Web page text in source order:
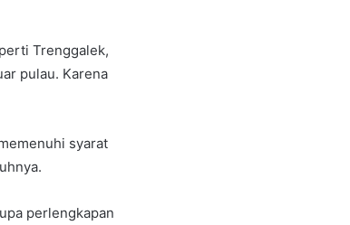
Trenggalek,
pulau. Karena
syarat
perlengkapan